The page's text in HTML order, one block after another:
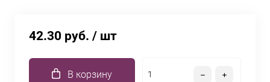
42.30 руб. / шт
В корзину